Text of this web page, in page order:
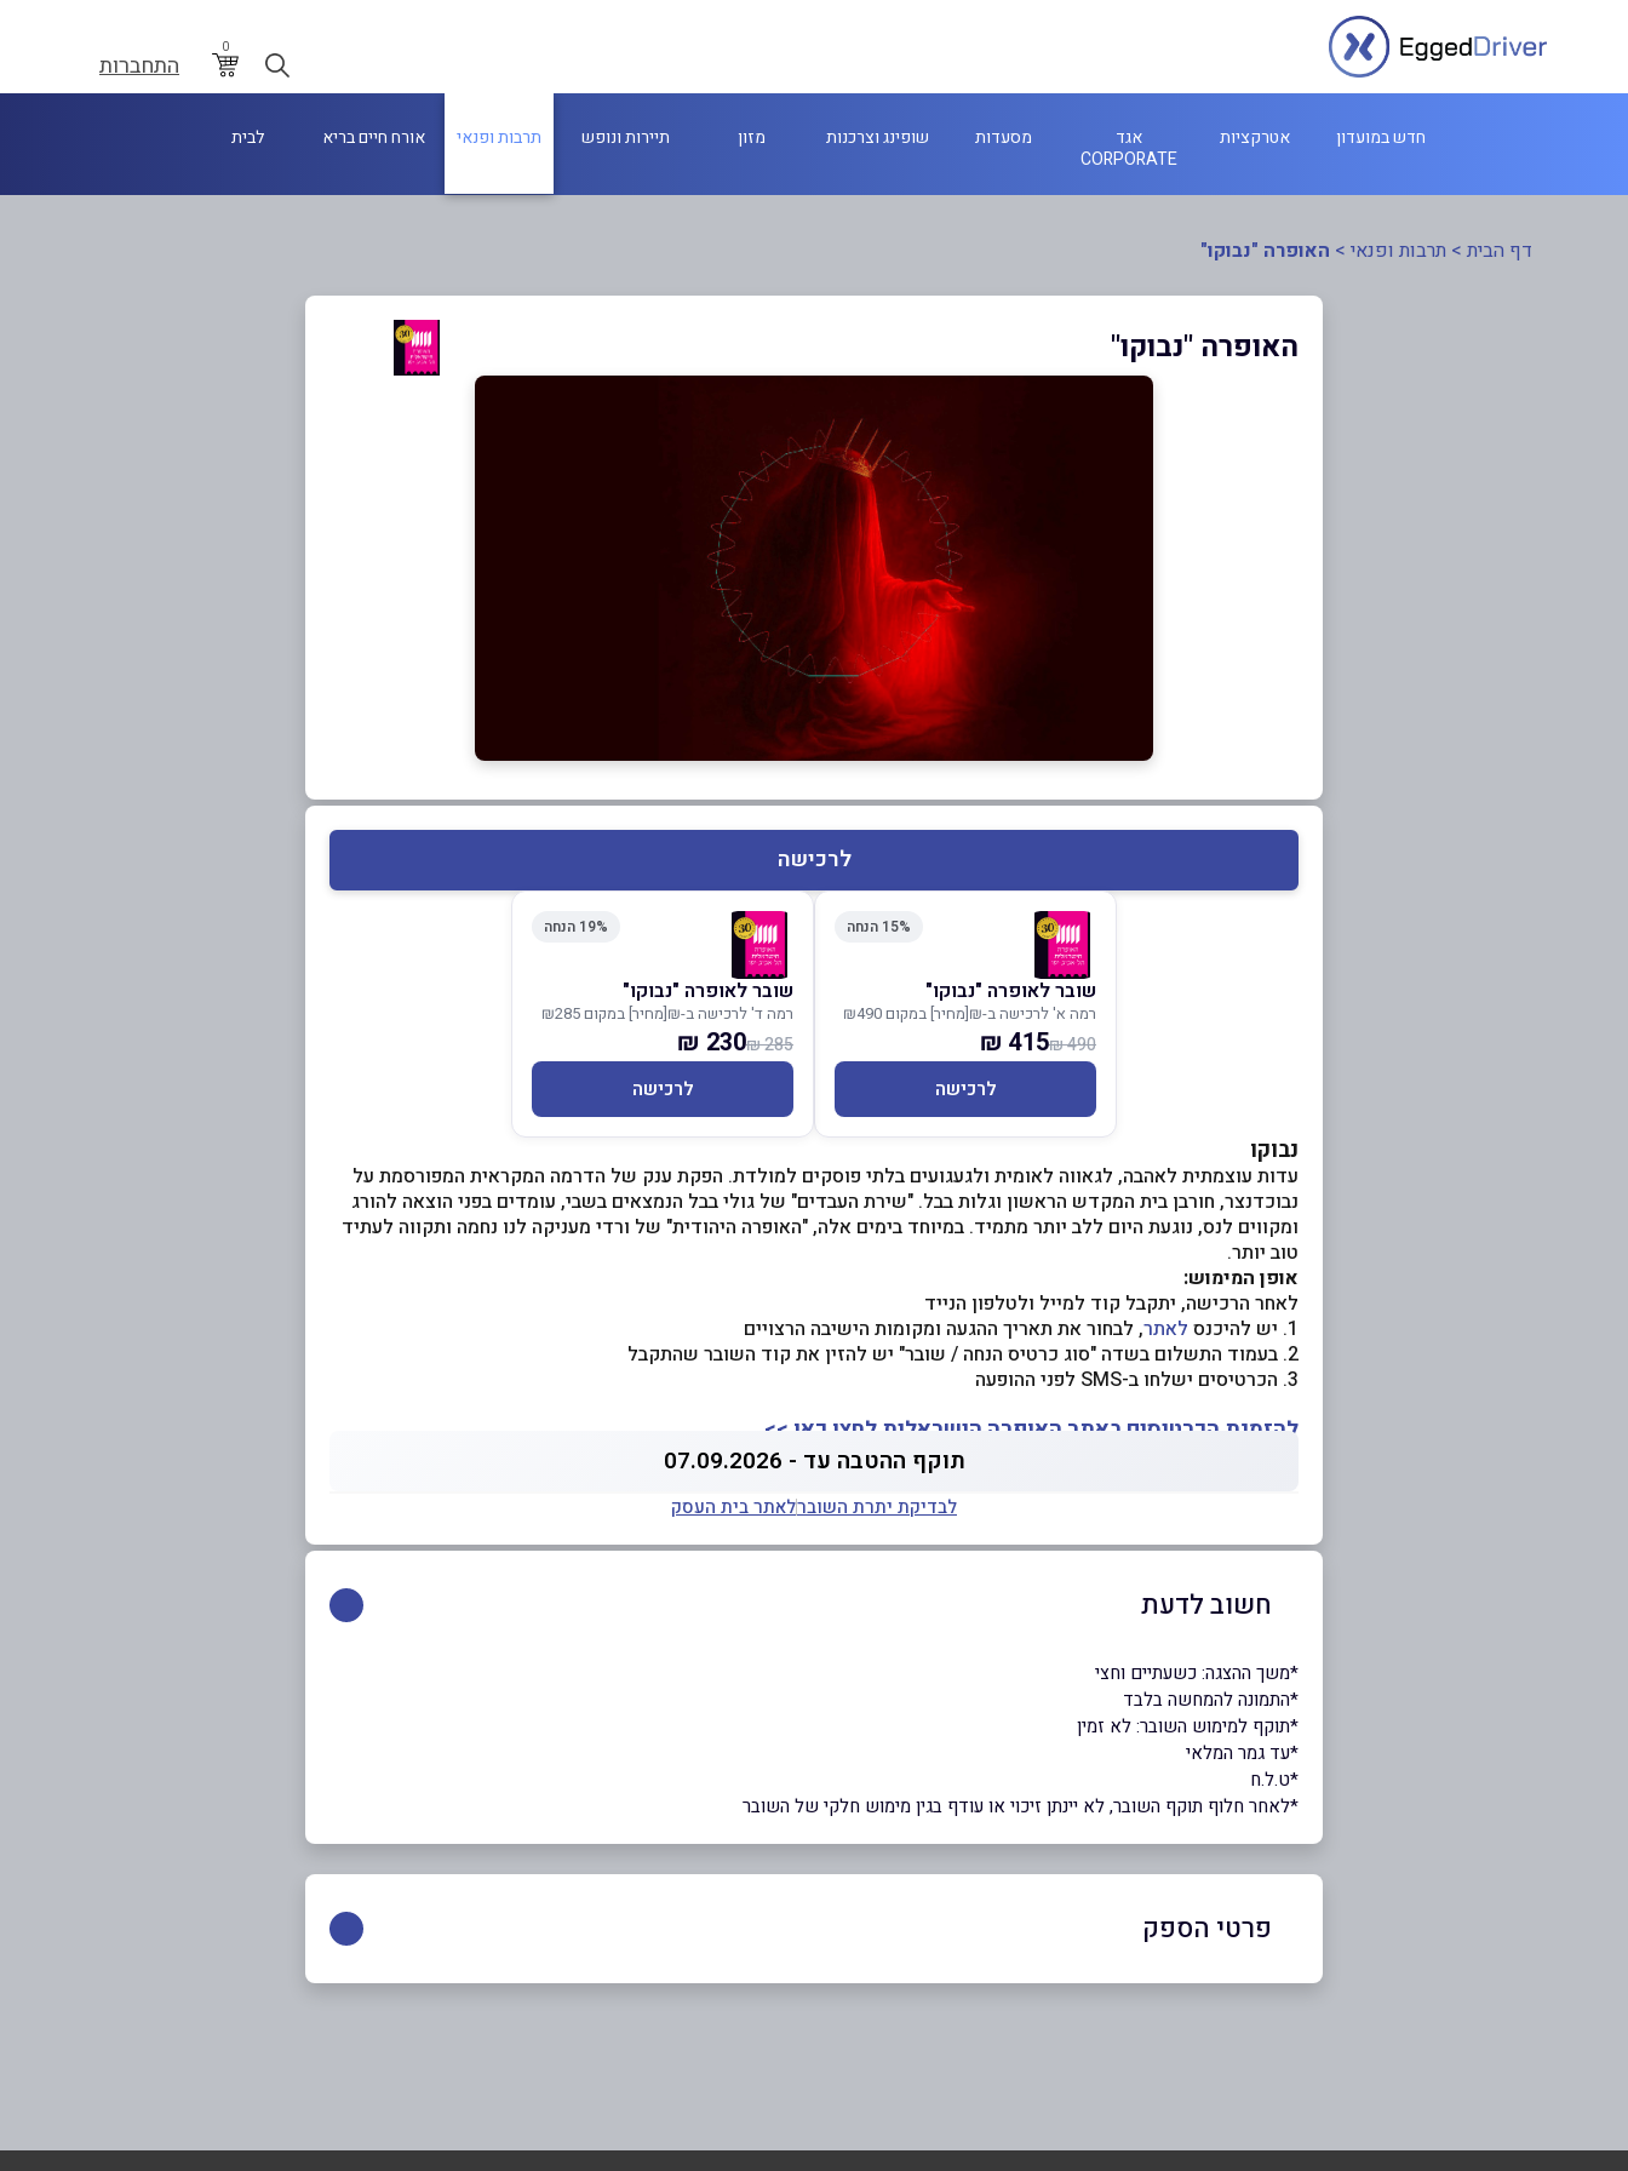
0
התחברות
חדש במועדון אטרקציות
אגד
CORPORATE
מסעדות שופינג וצרכנות מזון תיירות ונופש תרבות ופנאי אורח חיים בריא לבית
דף הבית > תרבות ופנאי > האופרה "נבוקו"
האופרה "נבוקו"
לרכישה
15% הנחה
שובר לאופרה "נבוקו"
רמה א' לרכישה ב-₪[מחיר] במקום ₪490
490 ₪
415 ₪
לרכישה
19% הנחה
שובר לאופרה "נבוקו"
רמה ד' לרכישה ב-₪[מחיר] במקום ₪285
285 ₪
230 ₪
לרכישה
נבוקו
עדות עוצמתית לאהבה, לגאווה לאומית ולגעגועים בלתי פוסקים למולדת. הפקת ענק של הדרמה המקראית המפורסמת על
נבוכדנצר, חורבן בית המקדש הראשון וגלות בבל. "שירת העבדים" של גולי בבל הנמצאים בשבי, עומדים בפני הוצאה להורג
ומקווים לנס, נוגעת היום ללב יותר מתמיד. במיוחד בימים אלה, "האופרה היהודית" של ורדי מעניקה לנו נחמה ותקווה לעתיד
טוב יותר.
אופן המימוש:
לאחר הרכישה, יתקבל קוד למייל ולטלפון הנייד
1. יש להיכנס
לאתר, לבחור את תאריך ההגעה ומקומות הישיבה הרצויים
2. בעמוד התשלום בשדה "סוג כרטיס הנחה / שובר" יש להזין את קוד השובר שהתקבל
3. הכרטיסים ישלחו ב-SMS לפני ההופעה
להזמנת הכרטיסים באתר האופרה הישראלית לחצו כאן >>
תוקף ההטבה עד - 07.09.2026
לבדיקת יתרת השוברלאתר בית העסק
חשוב לדעת
*משך ההצגה: כשעתיים וחצי
*התמונה להמחשה בלבד
*תוקף למימוש השובר: לא זמין
*עד גמר המלאי
*ט.ל.ח
*לאחר חלוף תוקף השובר, לא יינתן זיכוי או עודף בגין מימוש חלקי של השובר
פרטי הספק